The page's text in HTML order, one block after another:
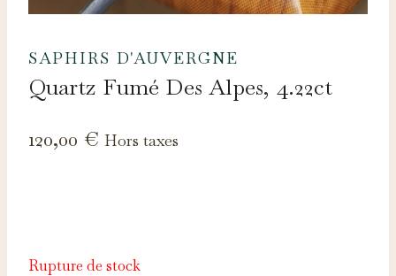
SAPHIRS D'AUVERGNE
Quartz Fumé Des Alpes, 4.22ct
120,00 € Hors taxes
Rupture de stock